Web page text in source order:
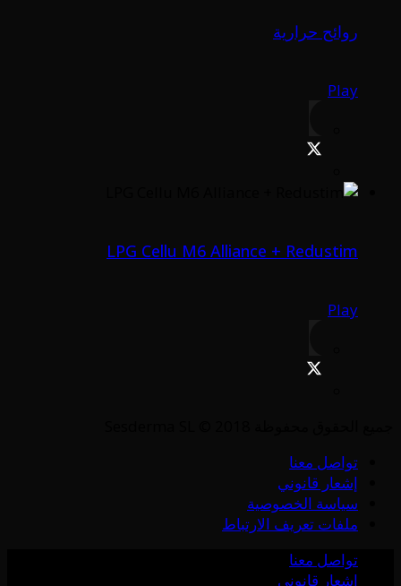
روائح حرارية
Play
LPG Cellu M6 Alliance + Redustim
Play
تواصل معنا
إشعار قانوني
سياسة الخصوصية
ملفات تعريف الارتباط
تواصل معنا
إشعار قانوني